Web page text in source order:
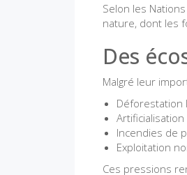
Selon les
nature, dont les
Des
Malgré leur
Déforestation
Incendies de
Exploitation
Ces pressions